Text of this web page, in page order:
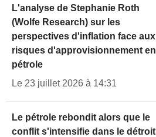
L'analyse de Stephanie Roth
(Wolfe Research) sur les
perspectives d'inflation face aux
risques d'approvisionnement en
pétrole
Le 23 juillet 2026 à 14:31
Le pétrole rebondit alors que le
conflit s'intensifie dans le détroit